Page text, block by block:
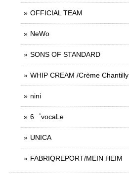
OFFICIAL TEAM
NeWo
SONS OF STANDARD
WHIP CREAM /Crème Chantilly
nini
6゜vocaLe
UNICA
FABRIQREPORT/MEIN HEIM